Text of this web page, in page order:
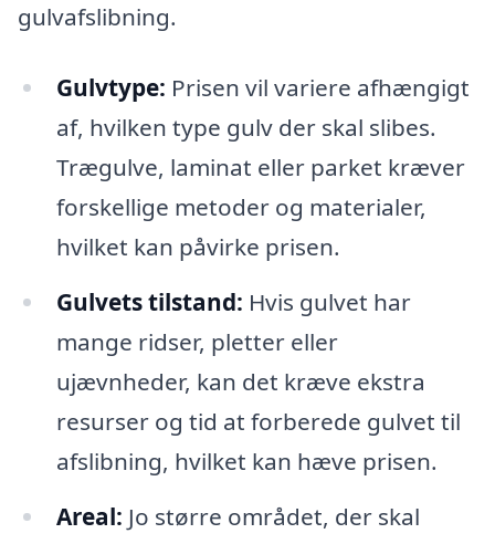
gulvafslibning.
Gulvtype: Prisen vil variere afhængigt
af, hvilken type gulv der skal slibes.
Trægulve, laminat eller parket kræver
forskellige metoder og materialer,
hvilket kan påvirke prisen.
Gulvets tilstand: Hvis gulvet har
mange ridser, pletter eller
ujævnheder, kan det kræve ekstra
resurser og tid at forberede gulvet til
afslibning, hvilket kan hæve prisen.
Areal: Jo større området, der skal